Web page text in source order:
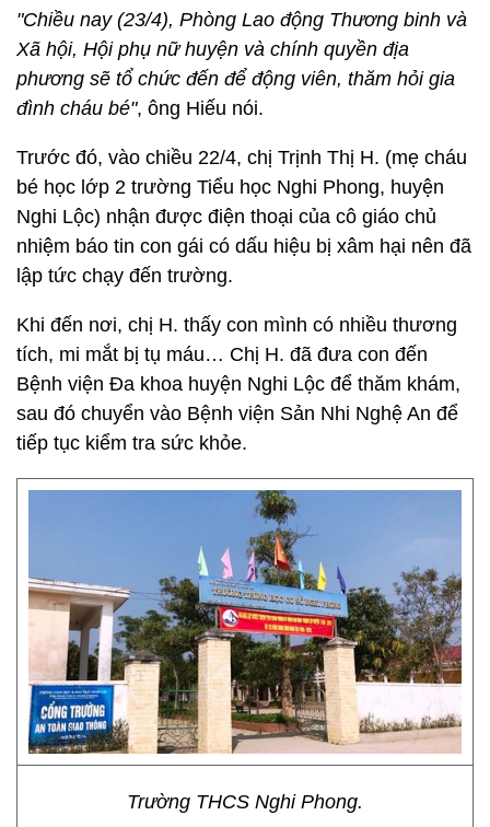
"Chiều nay (23/4), Phòng Lao động Thương binh và
Xã hội, Hội phụ nữ huyện và chính quyền địa
phương sẽ tổ chức đến để động viên, thăm hỏi gia
đình cháu bé", ông Hiếu nói.
Trước đó, vào chiều 22/4, chị Trịnh Thị H. (mẹ cháu
bé học lớp 2 trường Tiểu học Nghi Phong, huyện
Nghi Lộc) nhận được điện thoại của cô giáo chủ
nhiệm báo tin con gái có dấu hiệu bị xâm hại nên đã
lập tức chạy đến trường.
Khi đến nơi, chị H. thấy con mình có nhiều thương
tích, mi mắt bị tụ máu… Chị H. đã đưa con đến
Bệnh viện Đa khoa huyện Nghi Lộc để thăm khám,
sau đó chuyển vào Bệnh viện Sản Nhi Nghệ An để
tiếp tục kiểm tra sức khỏe.
Trường THCS Nghi Phong.